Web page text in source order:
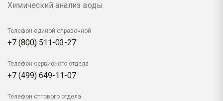
Химический анализ воды
Телефон единой справочной
+7 (800) 511-03-27
Телефон сервисного отдела
+7 (499) 649-11-07
Телефон оптового отдела